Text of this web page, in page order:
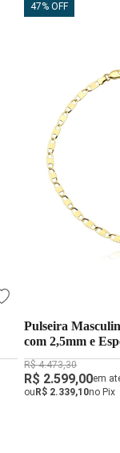
47% OFF
Pulseira
com 2,5mm e
R$ 4.473,30
R$ 2.599,00em
ouR$ 2.339,10no Pix